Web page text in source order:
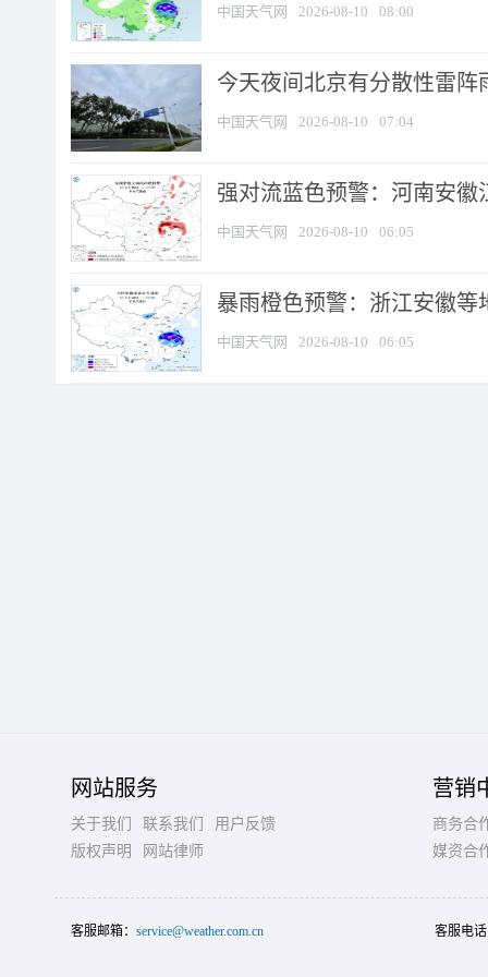
中国天气网 2026-08-10 08:00
今天夜间北京有分散性雷
中国天气网 2026-08-10 07:04
强对流蓝色预警：河南安徽
中国天气网 2026-08-10 06:05
暴雨橙色预警：浙江安徽等
中国天气网 2026-08-10 06:05
网站服务
关于我们 联系我们
用户反馈
版权声明
网站律师
营销
商务合
媒资合
客服邮箱： service@weather.com.cn 客服电